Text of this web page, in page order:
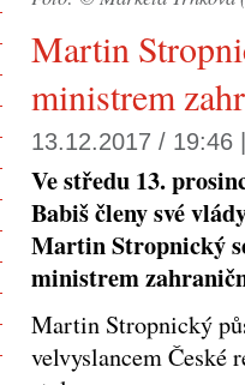
Martin
ministrem
13.12.2017 / 19:46
Ve středu 13.
Babiš členy své
Martin Stropnický
ministrem
Martin Stropnický
velvyslancem České